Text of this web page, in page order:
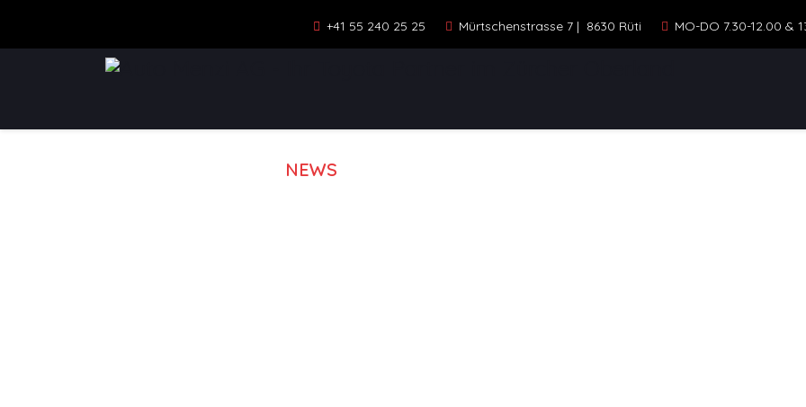
+41 55 240 25 25 Mürtschenstrasse 7 | 8630 Rüti MO-DO 7.30-12.00 &
NEWS